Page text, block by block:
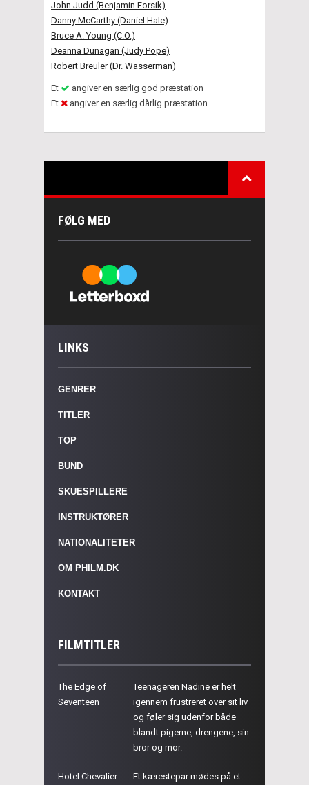
John Judd (Benjamin Forsik)
Danny McCarthy (Daniel Hale)
Bruce A. Young (C.O.)
Deanna Dunagan (Judy Pope)
Robert Breuler (Dr. Wasserman)
Et
angiver en særlig god præstation
Et
angiver en særlig dårlig præstation
FØLG MED
LINKS
GENRER
TITLER
TOP
BUND
SKUESPILLERE
INSTRUKTØRER
NATIONALITETER
OM PHILM.DK
KONTAKT
FILMTITLER
The Edge of
Seventeen
Teenageren Nadine er helt
igennem frustreret over sit liv
og føler sig udenfor både
blandt pigerne, drengene, sin
bror og mor.
Hotel Chevalier
Et kærestepar mødes på et